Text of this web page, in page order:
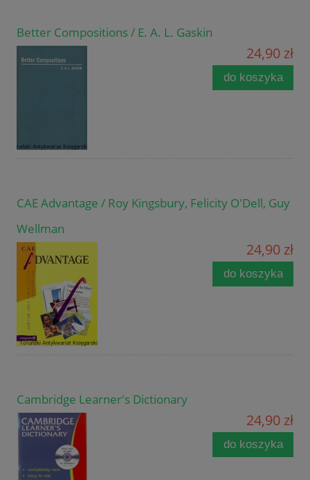
Better Compositions / E. A. L. Gaskin
24,90 zł
do koszyka
CAE Advantage / Roy Kingsbury, Felicity O'Dell, Guy
Wellman
24,90 zł
do koszyka
Cambridge Learner's Dictionary
24,90 zł
do koszyka